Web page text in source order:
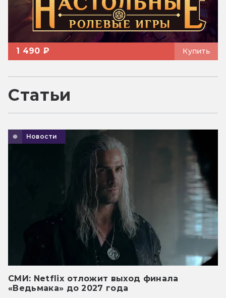
1 490 ₽ Купить
Статьи
Новости
СМИ: Netflix отложит выход финала
«Ведьмака» до 2027 года